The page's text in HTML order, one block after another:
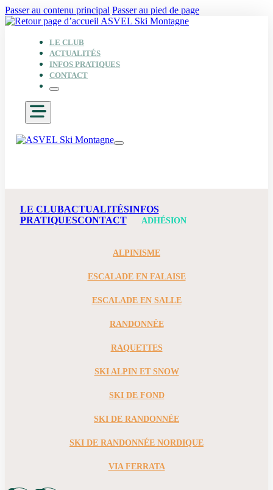
Passer au contenu principal Passer au pied de page
LE CLUB
ACTUALITÉS
INFOS PRATIQUES
CONTACT
LE CLUBACTUALITÉSINFOS
PRATIQUESCONTACT ADHÉSION
ALPINISME
ESCALADE EN FALAISE
ESCALADE EN SALLE
RANDONNÉE
RAQUETTES
SKI ALPIN ET SNOW
SKI DE FOND
SKI DE RANDONNÉE
SKI DE RANDONNÉE NORDIQUE
VIA FERRATA